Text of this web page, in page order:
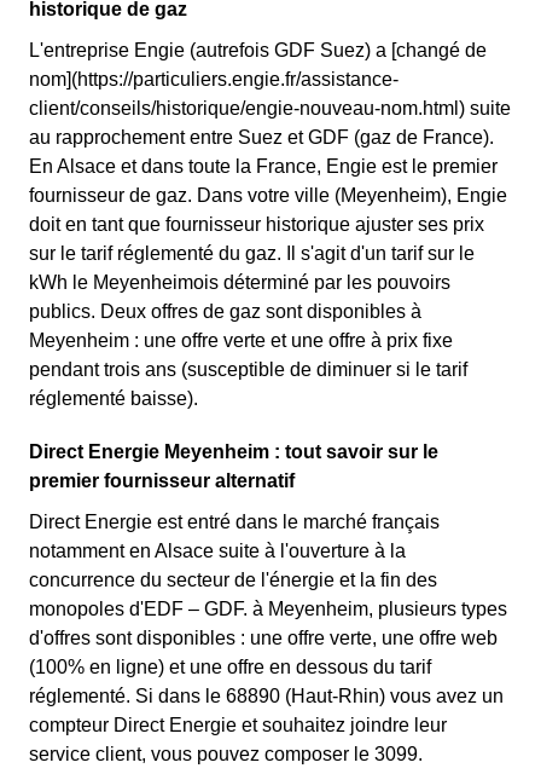
historique de gaz
L'entreprise Engie (autrefois GDF Suez) a [changé de
nom](https://particuliers.engie.fr/assistance-
client/conseils/historique/engie-nouveau-nom.html) suite
au rapprochement entre Suez et GDF (gaz de France).
En Alsace et dans toute la France, Engie est le premier
fournisseur de gaz. Dans votre ville (Meyenheim), Engie
doit en tant que fournisseur historique ajuster ses prix
sur le tarif réglementé du gaz. Il s'agit d'un tarif sur le
kWh le Meyenheimois déterminé par les pouvoirs
publics. Deux offres de gaz sont disponibles à
Meyenheim : une offre verte et une offre à prix fixe
pendant trois ans (susceptible de diminuer si le tarif
réglementé baisse).
Direct Energie Meyenheim : tout savoir sur le
premier fournisseur alternatif
Direct Energie est entré dans le marché français
notamment en Alsace suite à l'ouverture à la
concurrence du secteur de l'énergie et la fin des
monopoles d'EDF – GDF. à Meyenheim, plusieurs types
d'offres sont disponibles : une offre verte, une offre web
(100% en ligne) et une offre en dessous du tarif
réglementé. Si dans le 68890 (Haut-Rhin) vous avez un
compteur Direct Energie et souhaitez joindre leur
service client, vous pouvez composer le 3099.